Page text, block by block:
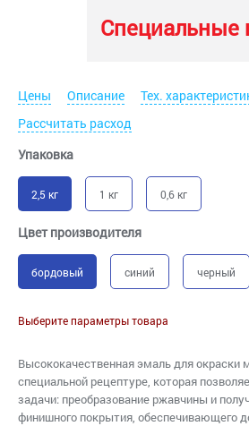
Специальные
Цены Описание Тех.
Рассчитать расход
Упаковка
2,5 кг 1 кг 0,6 кг
Цвет производителя
бордовый синий черный
Выберите параметры товара
Высококачественная эмаль для окраски
специальной рецептуре, которая
задачи: преобразование ржавчины и
финишного покрытия, обеспечивающего